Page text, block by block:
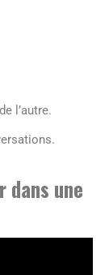
l’autre.
dans une